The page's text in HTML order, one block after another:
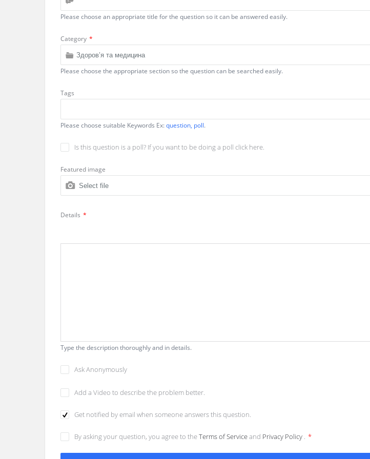
Please choose an appropriate title for the question so it can be answered easily.
Category *
Please choose the appropriate section so the question can be searched easily.
Tags
Please choose suitable Keywords Ex:question, poll.
Is this question is a poll? If you want to be doing a poll click here.
Featured image
Select file
Details *
Type the description thoroughly and in details.
Ask Anonymously
Add a Video to describe the problem better.
Get notified by email when someone answers this question.
By asking your question, you agree to theTerms of Serviceand Privacy Policy . *